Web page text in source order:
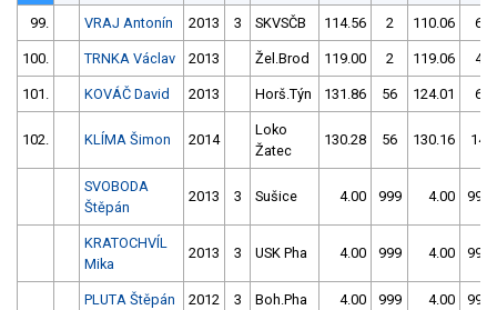
99. VRAJ Antonín 2013 3 SKVSČB 114.56 2 110.06 6
100. TRNKA Václav 2013 Žel.Brod 119.00 2 119.06 4
101. KOVÁČ David 2013 Horš.Týn 131.86 56 124.01 6
102. KLÍMA Šimon 2014
Loko
Žatec
130.28 56 130.16 14
SVOBODA
Štěpán
2013 3 Sušice 4.00 999 4.00 999
KRATOCHVÍL
Mika
2013 3 USK Pha 4.00 999 4.00 999
PLUTA Štěpán 2012 3 Boh.Pha 4.00 999 4.00 999